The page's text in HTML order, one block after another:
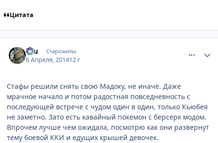
Цитата
Ellu Старожилы
6 Апреля, 201412 г
Стафы решили снять свою Мадоку, не иначе. Даже
мрачное начало и потом радостная повседневность с
последующей встрече с чудом один в один, только Кьюбея
не заметно. Зато есть кавайный покемон с берсерк модом.
Впрочем лучше чем ожидала, посмотрю как они развернут
тему боевой ККИ и едущих крышей девочек.